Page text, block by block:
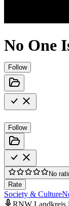
No One
Follow
Follow
No
Rate
Society & Culture
RNW Landkreis